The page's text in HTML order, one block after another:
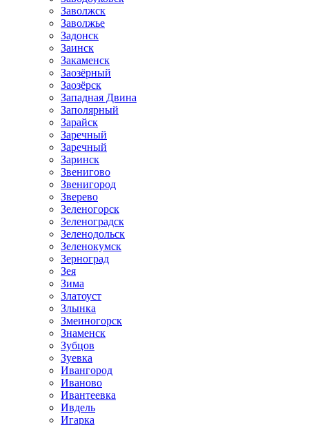
Заволжск
Заволжье
Задонск
Заинск
Закаменск
Заозёрный
Заозёрск
Западная Двина
Заполярный
Зарайск
Заречный
Заречный
Заринск
Звенигово
Звенигород
Зверево
Зеленогорск
Зеленоградск
Зеленодольск
Зеленокумск
Зерноград
Зея
Зима
Златоуст
Злынка
Змеиногорск
Знаменск
Зубцов
Зуевка
Ивангород
Иваново
Ивантеевка
Ивдель
Игарка